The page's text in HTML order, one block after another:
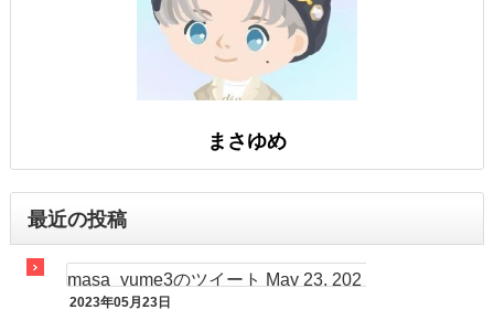
まさゆめ
最近の投稿
masa_yume3のツイート May 23, 202
3 at 07:32AM
2023年05月23日